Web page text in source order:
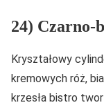
24) Czarno-
Kryształowy
kremowych róż,
krzesła bistro